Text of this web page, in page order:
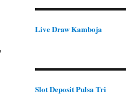
Live Draw Kamboja
Slot Deposit Pulsa Tri